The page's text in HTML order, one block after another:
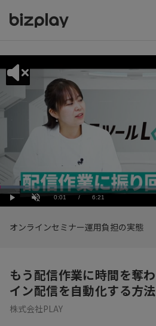
Play UnmuteCurrent
0:01 / Duration
6:21
Loaded:
9.46%
オンラインセミナー運用負担の実態
もう配信作業に時間を奪
イン配信を自動化する方法
株式会社PLAY